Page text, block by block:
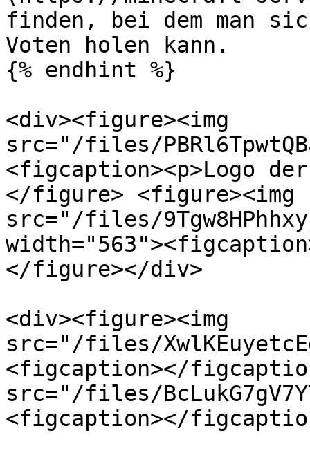
finden, bei dem man
Voten holen kann.
{% endhint %}
<div><figure><img
src="/files/
<figcaption><p>Logo
</figure> <figure><img
src="/files/
</figure></div>
<div><figure><img
src="/files/
<figcaption></
src="/files/
<figcaption></